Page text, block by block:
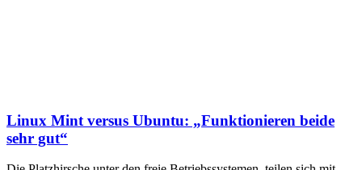
Linux Mint versus Ubuntu: „Funktionieren beide
sehr gut“